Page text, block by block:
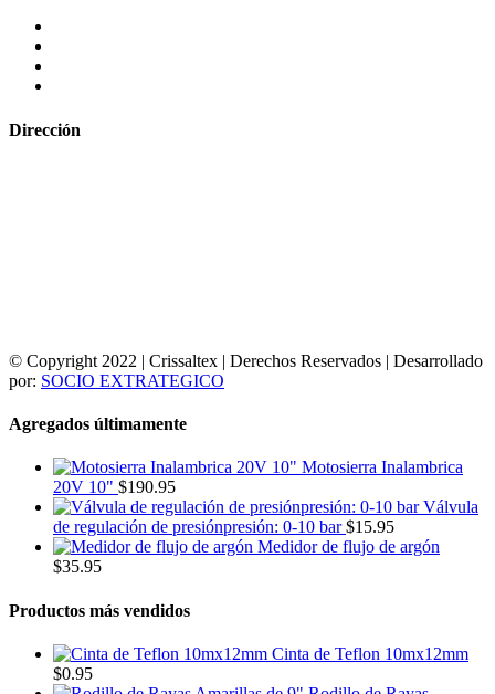
Dirección
© Copyright 2022 | Crissaltex | Derechos Reservados | Desarrollado
por: SOCIO EXTRATEGICO
Agregados últimamente
Motosierra Inalambrica
20V 10" $190.95
Válvula
de regulación de presiónpresión: 0-10 bar $15.95
Medidor de flujo de argón
$35.95
Productos más vendidos
Cinta de Teflon 10mx12mm
$0.95